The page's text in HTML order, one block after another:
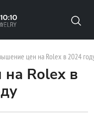
цен на Rolex в 2024
Rolex в